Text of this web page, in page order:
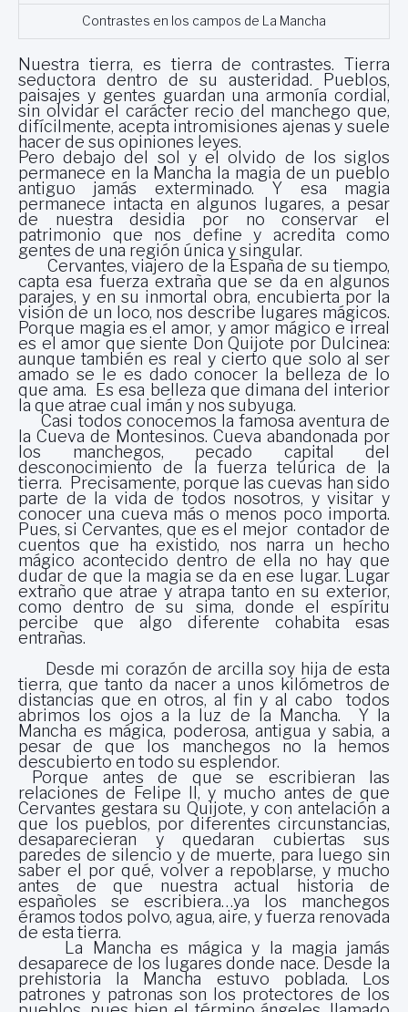
Contrastes en los campos de La Mancha
Nuestra tierra, es tierra de contrastes. Tierra
seductora dentro de su austeridad. Pueblos,
paisajes y gentes guardan una armonía cordial,
sin olvidar el carácter recio del manchego que,
difícilmente, acepta intromisiones ajenas y suele
hacer de sus opiniones leyes.
Pero debajo del sol y el olvido de los siglos
permanece en la Mancha la magia de un pueblo
antiguo jamás exterminado. Y esa magia
permanece intacta en algunos lugares, a pesar
de nuestra desidia por no conservar el
patrimonio que nos define y acredita como
gentes de una región única y singular.
Cervantes, viajero de la España de su tiempo,
capta esa fuerza extraña que se da en algunos
parajes, y en su inmortal obra, encubierta por la
visión de un loco, nos describe lugares mágicos.
Porque magia es el amor, y amor mágico e irreal
es el amor que siente Don Quijote por Dulcinea:
aunque también es real y cierto que solo al ser
amado se le es dado conocer la belleza de lo
que ama. Es esa belleza que dimana del interior
la que atrae cual imán y nos subyuga.
Casi todos conocemos la famosa aventura de
la Cueva de Montesinos. Cueva abandonada por
los manchegos, pecado capital del
desconocimiento de la fuerza telúrica de la
tierra. Precisamente, porque las cuevas han sido
parte de la vida de todos nosotros, y visitar y
conocer una cueva más o menos poco importa.
Pues, si Cervantes, que es el mejor contador de
cuentos que ha existido, nos narra un hecho
mágico acontecido dentro de ella no hay que
dudar de que la magia se da en ese lugar. Lugar
extraño que atrae y atrapa tanto en su exterior,
como dentro de su sima, donde el espíritu
percibe que algo diferente cohabita esas
entrañas.
Desde mi corazón de arcilla soy hija de esta
tierra, que tanto da nacer a unos kilómetros de
distancias que en otros, al fin y al cabo todos
abrimos los ojos a la luz de la Mancha. Y la
Mancha es mágica, poderosa, antigua y sabia, a
pesar de que los manchegos no la hemos
descubierto en todo su esplendor.
Porque antes de que se escribieran las
relaciones de Felipe II, y mucho antes de que
Cervantes gestara su Quijote, y con antelación a
que los pueblos, por diferentes circunstancias,
desaparecieran y quedaran cubiertas sus
paredes de silencio y de muerte, para luego sin
saber el por qué, volver a repoblarse, y mucho
antes de que nuestra actual historia de
españoles se escribiera…ya los manchegos
éramos todos polvo, agua, aire, y fuerza renovada
de esta tierra.
La Mancha es mágica y la magia jamás
desaparece de los lugares donde nace. Desde la
prehistoria la Mancha estuvo poblada. Los
patrones y patronas son los protectores de los